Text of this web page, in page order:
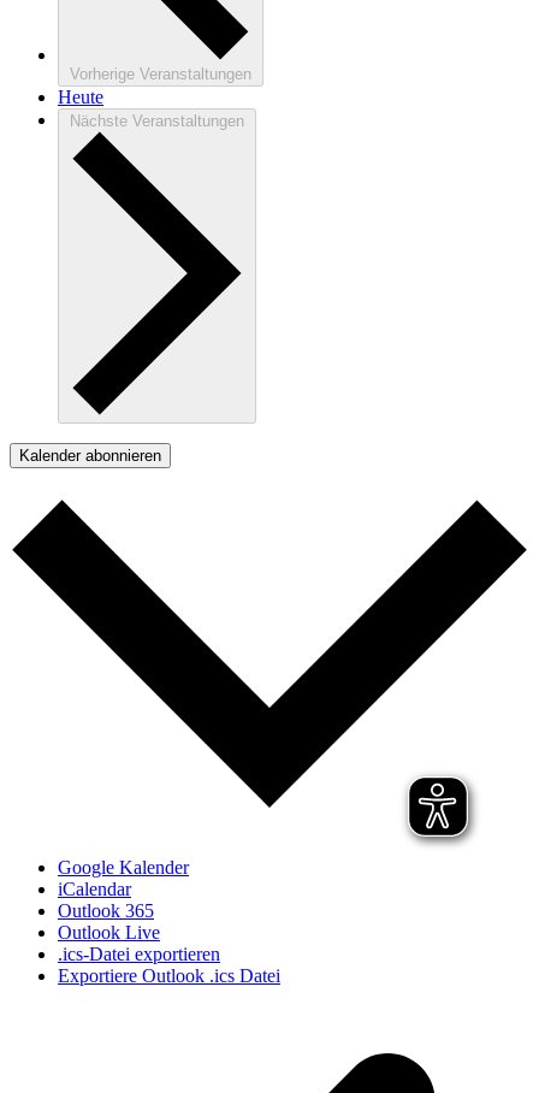
Vorherige Veranstaltungen
Heute
Nächste Veranstaltungen
Kalender abonnieren
Google Kalender
iCalendar
Outlook 365
Outlook Live
.ics-Datei exportieren
Exportiere Outlook .ics Datei